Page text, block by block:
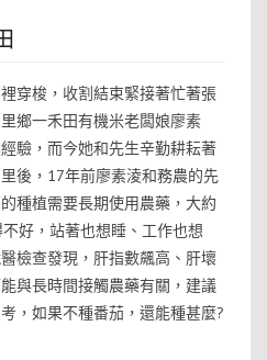
穿梭，收割結束緊接著忙著張
鄉一禾田有機米老闆娘廖素
驗，而今她和先生辛勤耕耘著
後，17年前廖素淩和務農的先
種植需要長期使用農藥，大約
好，站著也想睡、工作也想
檢查發現，肝指數飆高、肝壞
與長時間接觸農藥有關，建議
，如果不種番茄，還能種甚麼?